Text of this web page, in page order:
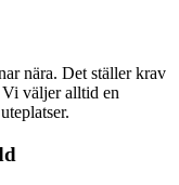
nära. Det ställer krav
Vi väljer alltid en